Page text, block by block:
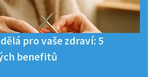
pro vaše zdraví: 5
benefitů